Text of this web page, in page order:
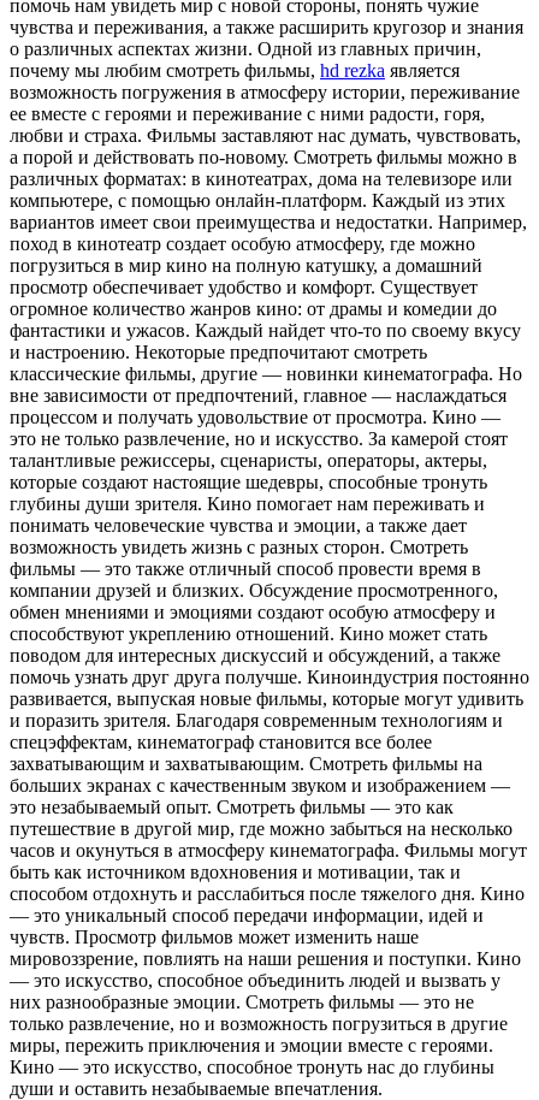
помочь нам увидеть мир с новой стороны, понять чужие
чувства и переживания, а также расширить кругозор и знания
о различных аспектах жизни. Одной из главных причин,
почему мы любим смотреть фильмы, hd rezka является
возможность погружения в атмосферу истории, переживание
ее вместе с героями и переживание с ними радости, горя,
любви и страха. Фильмы заставляют нас думать, чувствовать,
а порой и действовать по-новому. Смотреть фильмы можно в
различных форматах: в кинотеатрах, дома на телевизоре или
компьютере, с помощью онлайн-платформ. Каждый из этих
вариантов имеет свои преимущества и недостатки. Например,
поход в кинотеатр создает особую атмосферу, где можно
погрузиться в мир кино на полную катушку, а домашний
просмотр обеспечивает удобство и комфорт. Существует
огромное количество жанров кино: от драмы и комедии до
фантастики и ужасов. Каждый найдет что-то по своему вкусу
и настроению. Некоторые предпочитают смотреть
классические фильмы, другие — новинки кинематографа. Но
вне зависимости от предпочтений, главное — наслаждаться
процессом и получать удовольствие от просмотра. Кино —
это не только развлечение, но и искусство. За камерой стоят
талантливые режиссеры, сценаристы, операторы, актеры,
которые создают настоящие шедевры, способные тронуть
глубины души зрителя. Кино помогает нам переживать и
понимать человеческие чувства и эмоции, а также дает
возможность увидеть жизнь с разных сторон. Смотреть
фильмы — это также отличный способ провести время в
компании друзей и близких. Обсуждение просмотренного,
обмен мнениями и эмоциями создают особую атмосферу и
способствуют укреплению отношений. Кино может стать
поводом для интересных дискуссий и обсуждений, а также
помочь узнать друг друга получше. Киноиндустрия постоянно
развивается, выпуская новые фильмы, которые могут удивить
и поразить зрителя. Благодаря современным технологиям и
спецэффектам, кинематограф становится все более
захватывающим и захватывающим. Смотреть фильмы на
больших экранах с качественным звуком и изображением —
это незабываемый опыт. Смотреть фильмы — это как
путешествие в другой мир, где можно забыться на несколько
часов и окунуться в атмосферу кинематографа. Фильмы могут
быть как источником вдохновения и мотивации, так и
способом отдохнуть и расслабиться после тяжелого дня. Кино
— это уникальный способ передачи информации, идей и
чувств. Просмотр фильмов может изменить наше
мировоззрение, повлиять на наши решения и поступки. Кино
— это искусство, способное объединить людей и вызвать у
них разнообразные эмоции. Смотреть фильмы — это не
только развлечение, но и возможность погрузиться в другие
миры, пережить приключения и эмоции вместе с героями.
Кино — это искусство, способное тронуть нас до глубины
души и оставить незабываемые впечатления.